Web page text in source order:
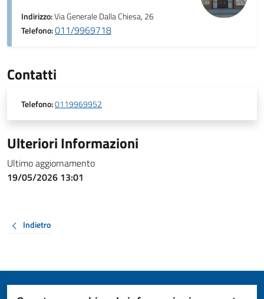
Indirizzo:Via Generale Dalla Chiesa, 26
Telefono:011/9969718
Contatti
Telefono:0119969952
Ulteriori Informazioni
Ultimo aggiornamento
19/05/2026 13:01
Indietro